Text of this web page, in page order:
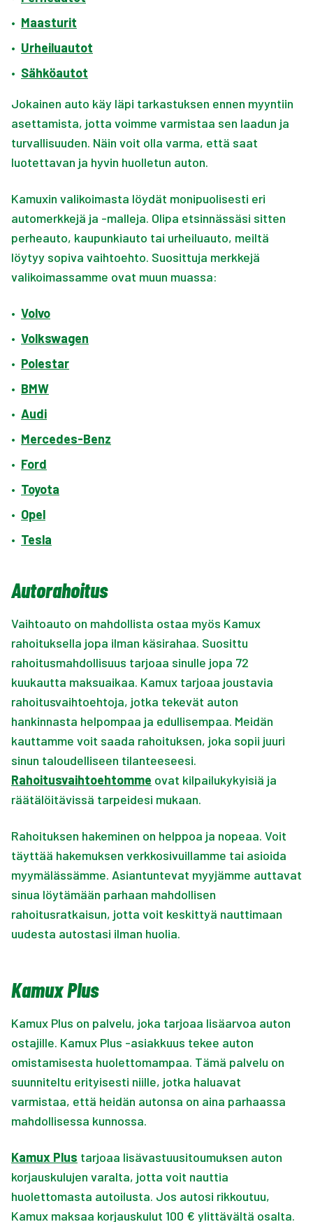
• Maasturit
• Urheiluautot
• Sähköautot
Jokainen auto käy läpi tarkastuksen ennen myyntiin
asettamista, jotta voimme varmistaa sen laadun ja
turvallisuuden. Näin voit olla varma, että saat
luotettavan ja hyvin huolletun auton.
Kamuxin valikoimasta löydät monipuolisesti eri
automerkkejä ja -malleja. Olipa etsinnässäsi sitten
perheauto, kaupunkiauto tai urheiluauto, meiltä
löytyy sopiva vaihtoehto. Suosittuja merkkejä
valikoimassamme ovat muun muassa:
• Volvo
• Volkswagen
• Polestar
• BMW
• Audi
• Mercedes-Benz
• Ford
• Toyota
• Opel
• Tesla
Autorahoitus
Vaihtoauto on mahdollista ostaa myös Kamux
rahoituksella jopa ilman käsirahaa. Suosittu
rahoitusmahdollisuus tarjoaa sinulle jopa 72
kuukautta maksuaikaa. Kamux tarjoaa joustavia
rahoitusvaihtoehtoja, jotka tekevät auton
hankinnasta helpompaa ja edullisempaa. Meidän
kauttamme voit saada rahoituksen, joka sopii juuri
sinun taloudelliseen tilanteeseesi.
Rahoitusvaihtoehtomme ovat kilpailukykyisiä ja
räätälöitävissä tarpeidesi mukaan.
Rahoituksen hakeminen on helppoa ja nopeaa. Voit
täyttää hakemuksen verkkosivuillamme tai asioida
myymälässämme. Asiantuntevat myyjämme auttavat
sinua löytämään parhaan mahdollisen
rahoitusratkaisun, jotta voit keskittyä nauttimaan
uudesta autostasi ilman huolia.
Kamux Plus
Kamux Plus on palvelu, joka tarjoaa lisäarvoa auton
ostajille. Kamux Plus -asiakkuus tekee auton
omistamisesta huolettomampaa. Tämä palvelu on
suunniteltu erityisesti niille, jotka haluavat
varmistaa, että heidän autonsa on aina parhaassa
mahdollisessa kunnossa.
Kamux Plus tarjoaa lisävastuusitoumuksen auton
korjauskulujen varalta, jotta voit nauttia
huolettomasta autoilusta. Jos autosi rikkoutuu,
Kamux maksaa korjauskulut 100 € ylittävältä osalta.